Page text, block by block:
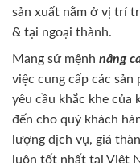
sản xuất nằm ở vị trí
& tại ngoại thành.
Mang sứ mệnh nâng
việc cung cấp các
yêu cầu khắc khe của
đến cho quý khách
lượng dịch vụ, giá
luôn tốt nhất tại Việt